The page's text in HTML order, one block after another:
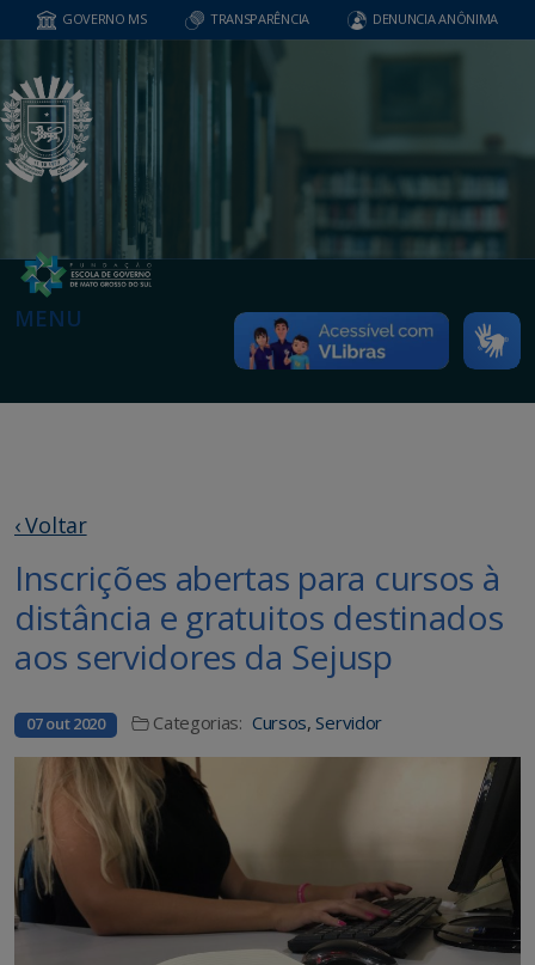
GOVERNO MS TRANSPARÊNCIA DENUNCIA ANÔNIMA
MENU
‹ Voltar
Inscrições abertas para cursos à
distância e gratuitos destinados
aos servidores da Sejusp
07 out 2020 Categorias: Cursos, Servidor